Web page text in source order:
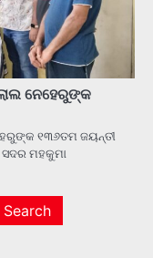
ନେହେରୁଙ୍କ
୧୩୬ତମ ଜୟନ୍ତୀ
ସଦର ମହକୁମା